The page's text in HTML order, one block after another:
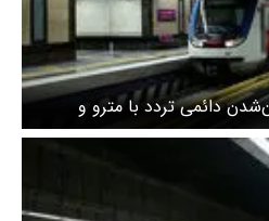
دائمی تردد با مترو و